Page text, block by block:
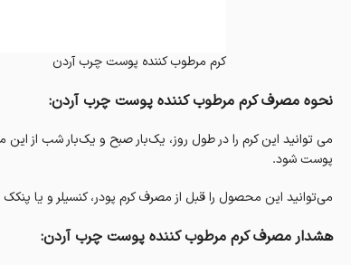
کرم مرطوب کننده پوست چرب آردن
نحوه مصرف کرم مرطوب کننده پوست چرب آردن:
می توانید این کرم را در طول روز، یک‌بار صبح و یک‌بار شب از
پوست شود.
می‌توانید این محصول را قبل از مصرف کرم پودر، کنسیلر و یا پنکک
هشدار مصرف کرم مرطوب کننده پوست چرب آردن: